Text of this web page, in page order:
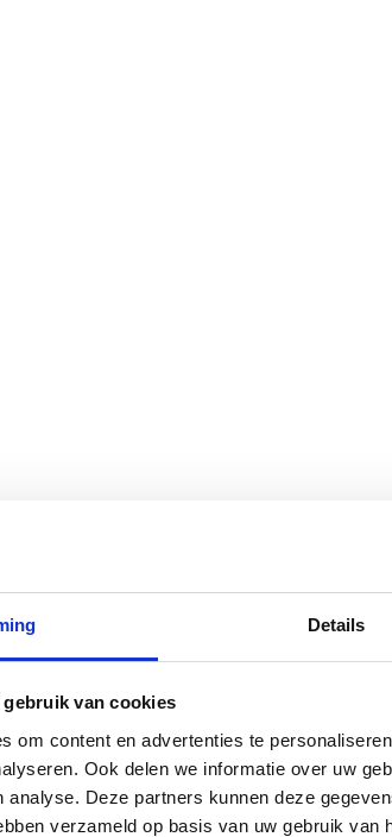
Details
gebruik van cookies
om content en advertenties te
Ook delen we informatie over uw
analyse. Deze partners kunnen deze
verzameld op basis van uw gebruik van